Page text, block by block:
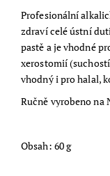
Profesionální
zdraví celé ústní
pastě a je vhodné
xerostomií
vhodný i pro halal,
Ručně vyrobeno na
Obsah: 60 g